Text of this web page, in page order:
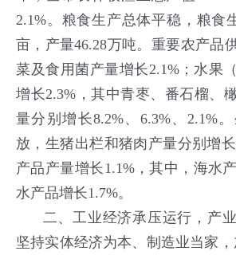
2.1%。粮食生产总体平稳，粮食
亩，产量46.28万吨。重要农产品
菜及食用菌产量增长2.1%；水果
增长2.3%，其中青枣、番石榴、
量分别增长8.2%、6.3%、2.1%
放，生猪出栏和猪肉产量分别增
产品产量增长1.1%，其中，海水
水产品增长1.7%。
二、工业经济承压运行，产
坚持实体经济为本、制造业当家